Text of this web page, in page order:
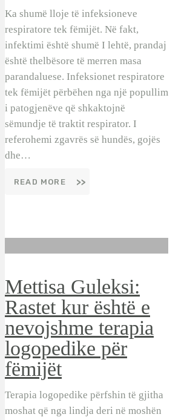
Ka shumë lloje të infeksioneve
respiratore tek fëmijët. Në fakt,
infektimi është shumë I lehtë, prandaj
është thelbësore të merren masa
parandaluese. Infeksionet respiratore
tek fëmijët përbëhen nga një popullim
i patogjenëve që shkaktojnë
sëmundje të traktit respirator. I
referohemi zgavrës së hundës, gojës
dhe…
READ MORE
Mettisa Guleksi:
Rastet kur është e
nevojshme terapia
logopedike për
fëmijët
Terapia logopedike përfshin të gjitha
moshat që nga lindja deri në moshën